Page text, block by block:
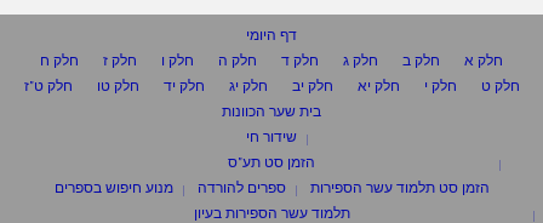
דף היומי
חלק א
חלק ב חלק ג חלק ד חלק ה חלק ו חלק ז
חלק ח
חלק ט
חלק י חלק יא חלק יב חלק יג חלק יד חלק טו
חלק ט"ז
בית שער הכוונות
שידור חי
הזמן סט תע"ס
הזמן סט תלמוד עשר הספירות
ספרים להורדה
מנוע חיפוש בספרים
תלמוד עשר הספירות בעיון